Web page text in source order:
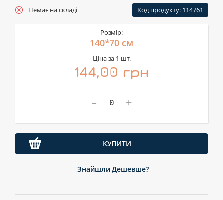
Немає на складі Код продукту: 114761
Розмір:
140*70 см
Ціна за 1 шт.
144,00 грн
- +
КУПИТИ
Знайшли Дешевше?